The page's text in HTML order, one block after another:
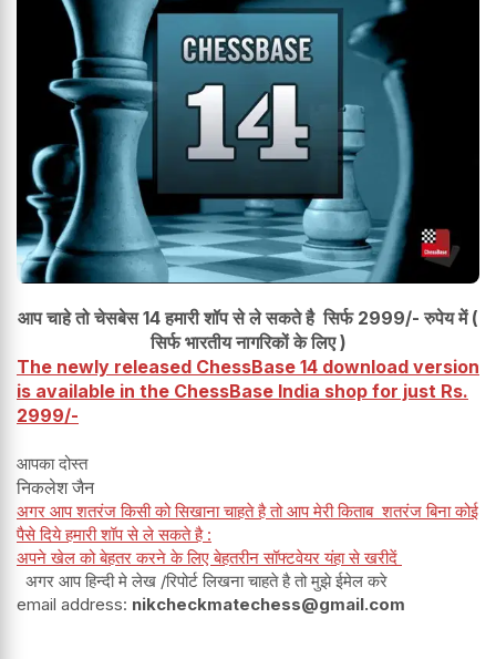
आप चाहे तो चेसबेस 14 हमारी शॉप से ले सकते है सिर्फ 2999/- रुपेय में (
सिर्फ भारतीय नागरिकों के लिए )
The newly released ChessBase 14 download version
is available in the ChessBase India shop for just Rs.
2999/-
आपका दोस्त
निकलेश जैन
अगर आप शतरंज किसी को सिखाना चाहते है तो आप मेरी किताब शतरंज बिना कोई
पैसे दिये हमारी शॉप से ले सकते है :
अपने खेल को बेहतर करने के लिए बेहतरीन सॉफ्टवेयर यंहा से खरीदें
अगर आप हिन्दी मे लेख /रिपोर्ट लिखना चाहते है तो मुझे ईमेल करे
email address: nikcheckmatechess@gmail.com